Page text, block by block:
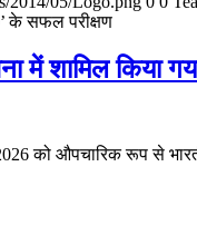
के सफल परीक्षण
में शामिल किया
को औपचारिक रूप से